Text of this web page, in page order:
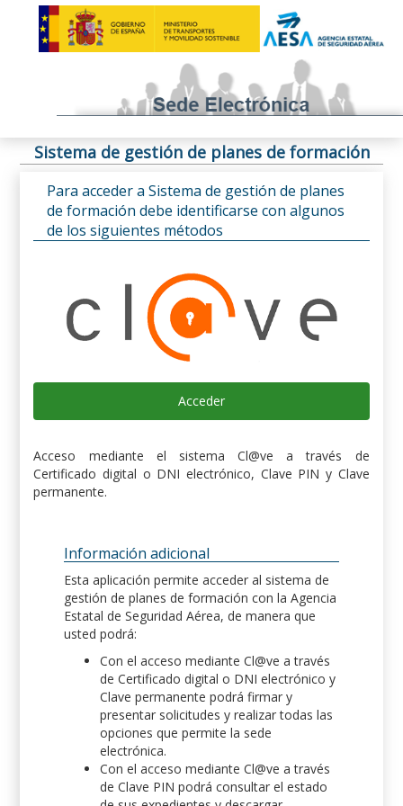
Sistema de gestión de planes de formación
Para acceder a Sistema de gestión de planes
de formación debe identificarse con algunos
de los siguientes métodos
Acceder
Acceso mediante el sistema Cl@ve a través de
Certificado digital o DNI electrónico, Clave PIN y Clave
permanente.
Información adicional
Esta aplicación permite acceder al sistema de
gestión de planes de formación con la Agencia
Estatal de Seguridad Aérea, de manera que
usted podrá:
Con el acceso mediante Cl@ve a través
de Certificado digital o DNI electrónico y
Clave permanente podrá firmar y
presentar solicitudes y realizar todas las
opciones que permite la sede
electrónica.
Con el acceso mediante Cl@ve a través
de Clave PIN podrá consultar el estado